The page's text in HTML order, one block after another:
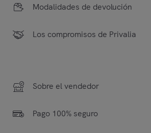
Modalidades de devolución
Los compromisos de Privalia
Sobre el vendedor
Pago 100% seguro